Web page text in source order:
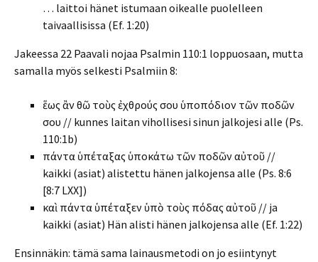
… laittoi hänet istumaan oikealle puolelleen
taivaallisissa (Ef. 1:20)
Jakeessa 22 Paavali nojaa Psalmin 110:1 loppuosaan, mutta
samalla myös selkesti Psalmiin 8:
ἕως ἂν θῶ τοὺς ἐχθρούς σου ὑποπόδιον τῶν ποδῶν
σου // kunnes laitan vihollisesi sinun jalkojesi alle (Ps.
110:1b)
πάντα ὑπέταξας ὑποκάτω τῶν ποδῶν αὐτοῦ //
kaikki (asiat) alistettu hänen jalkojensa alle (Ps. 8:6
[8:7 LXX])
καὶ πάντα ὑπέταξεν ὑπὸ τοὺς πόδας αὐτοῦ // ja
kaikki (asiat) Hän alisti hänen jalkojensa alle (Ef. 1:22)
Ensinnäkin: tämä sama lainausmetodi on jo esiintynyt